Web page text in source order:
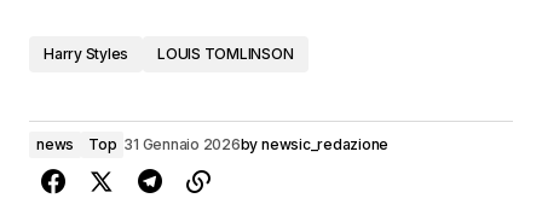
Harry Styles LOUIS TOMLINSON
news Top 31 Gennaio 2026by newsic_redazione